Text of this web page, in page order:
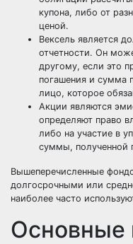
купона, либо от
ценой.
Вексель является
отчетности. Он
другому, если это
погашения и сумма
лицо, которое
Акции являются
определяют право
либо на участие в
суммы, полученной
Вышеперечисленные
долгосрочными или
наиболее часто
Основные